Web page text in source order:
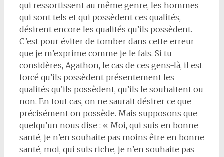
qui ressortissent au même genre, les hommes
qui sont tels et qui possèdent ces qualités,
désirent encore les qualités qu’ils possèdent.
C’est pour éviter de tomber dans cette erreur
que je m’exprime comme je le fais. Si tu
considères, Agathon, le cas de ces gens-là, il est
forcé qu’ils possèdent présentement les
qualités qu’ils possèdent, qu’ils le souhaitent ou
non. En tout cas, on ne saurait désirer ce que
précisément on possède. Mais supposons que
quelqu’un nous dise : « Moi, qui suis en bonne
santé, je n’en souhaite pas moins être en bonne
santé, moi, qui suis riche, je n’en souhaite pas